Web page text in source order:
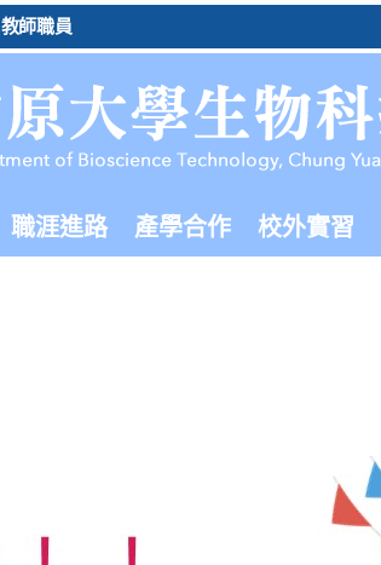
教師職員
職涯進路 產學合作 校外實習